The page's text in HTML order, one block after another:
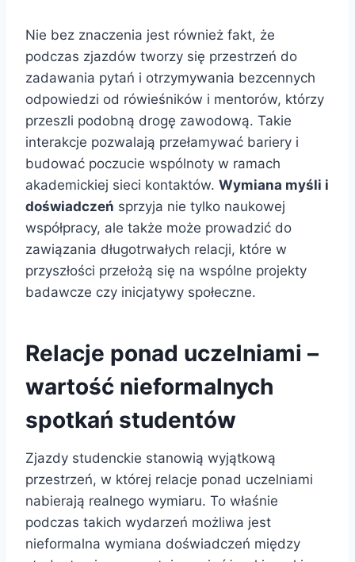
Nie bez znaczenia jest również fakt, że
podczas zjazdów tworzy się przestrzeń do
zadawania pytań i otrzymywania bezcennych
odpowiedzi od rówieśników i mentorów, którzy
przeszli podobną drogę zawodową. Takie
interakcje pozwalają przełamywać bariery i
budować poczucie wspólnoty w ramach
akademickiej sieci kontaktów. Wymiana myśli i
doświadczeń sprzyja nie tylko naukowej
współpracy, ale także może prowadzić do
zawiązania długotrwałych relacji, które w
przyszłości przełożą się na wspólne projekty
badawcze czy inicjatywy społeczne.
Relacje ponad uczelniami –
wartość nieformalnych
spotkań studentów
Zjazdy studenckie stanowią wyjątkową
przestrzeń, w której relacje ponad uczelniami
nabierają realnego wymiaru. To właśnie
podczas takich wydarzeń możliwa jest
nieformalna wymiana doświadczeń między